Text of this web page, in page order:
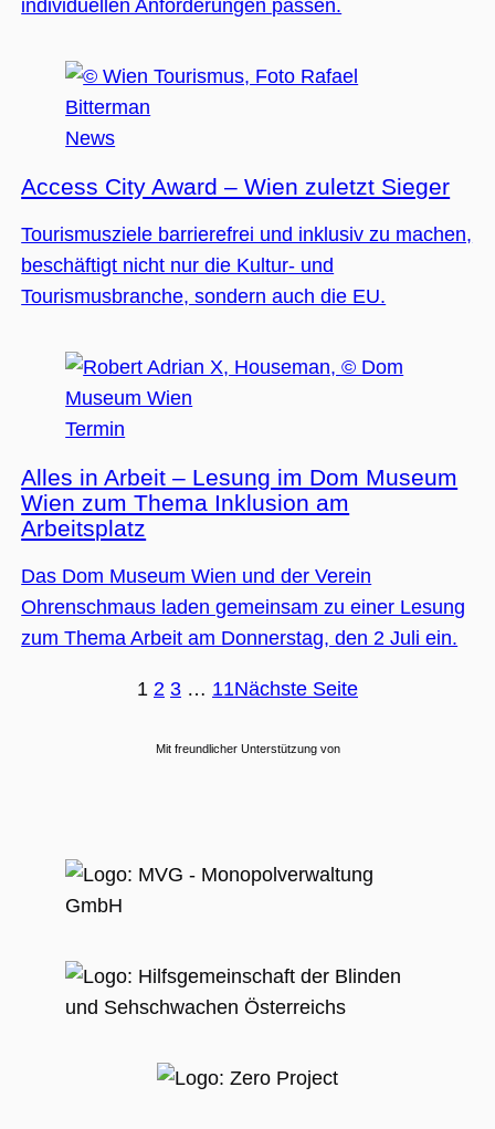
individuellen Anforderungen passen.
News
Access City Award – Wien zuletzt Sieger
Tourismusziele barrierefrei und inklusiv zu machen,
beschäftigt nicht nur die Kultur- und
Tourismusbranche, sondern auch die EU.
Termin
Alles in Arbeit – Lesung im Dom Museum
Wien zum Thema Inklusion am
Arbeitsplatz
Das Dom Museum Wien und der Verein
Ohrenschmaus laden gemeinsam zu einer Lesung
zum Thema Arbeit am Donnerstag, den 2 Juli ein.
1 2 3 … 11Nächste Seite
Mit freundlicher Unterstützung von